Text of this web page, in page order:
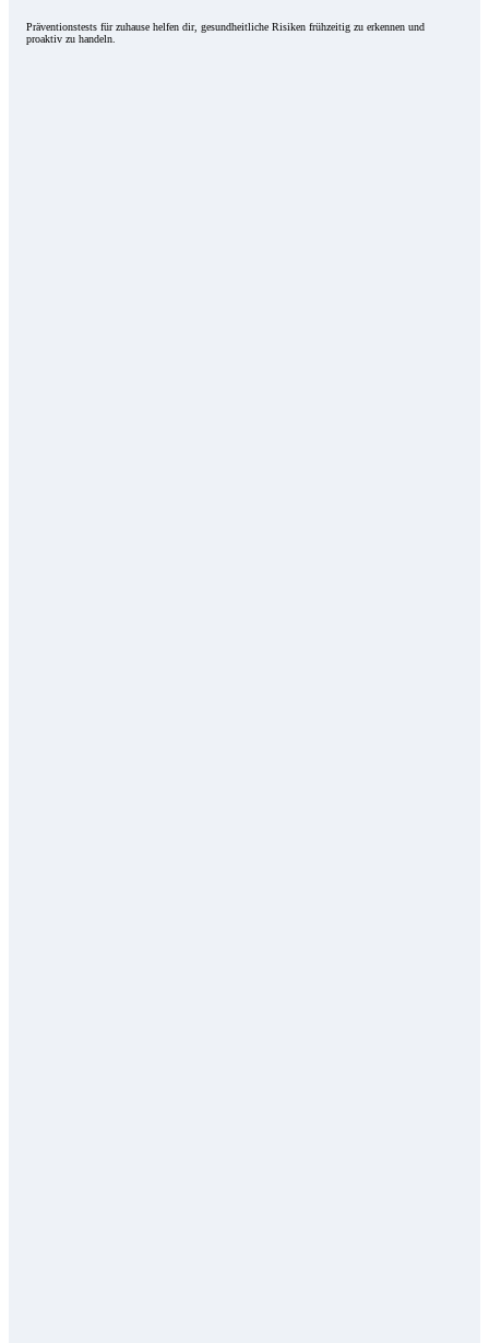
Präventionstests für zuhause helfen dir, gesundheitliche Risiken frühzeitig zu erkennen und
proaktiv zu handeln.